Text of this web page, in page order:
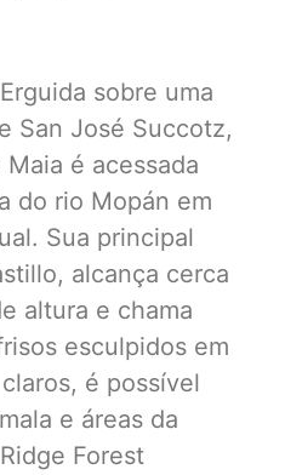
Erguida sobre uma
San José Succotz,
é acessada
do rio Mopán em
Sua principal
alcança cerca
altura e chama
esculpidos em
é possível
e áreas da
Forest